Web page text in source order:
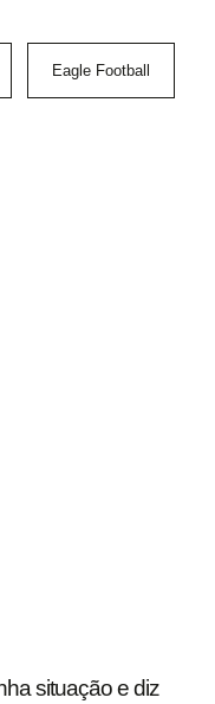
Eagle Football
situação e diz